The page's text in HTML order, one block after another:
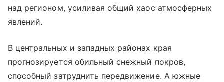
над регионом, усиливая общий хаос атмосферных
явлений.
В центральных и западных районах края
прогнозируется обильный снежный покров,
способный затруднить передвижение. А южные